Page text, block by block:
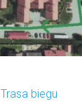
Trasa biegu